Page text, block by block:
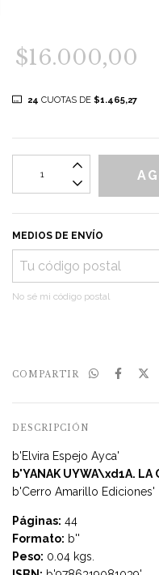
$16.000,00
24 CUOTAS DE$1.465,27
MEDIOS DE ENVÍO
No sé mi código postal
COMPARTIR
DESCRIPCIÓN
b'Elvira Espejo Ayca'
b'YANAK UYWA\xd1A. LA
b'Cerro Amarillo Ediciones'
Páginas: 44
Formato: b''
Peso: 0.04 kgs.